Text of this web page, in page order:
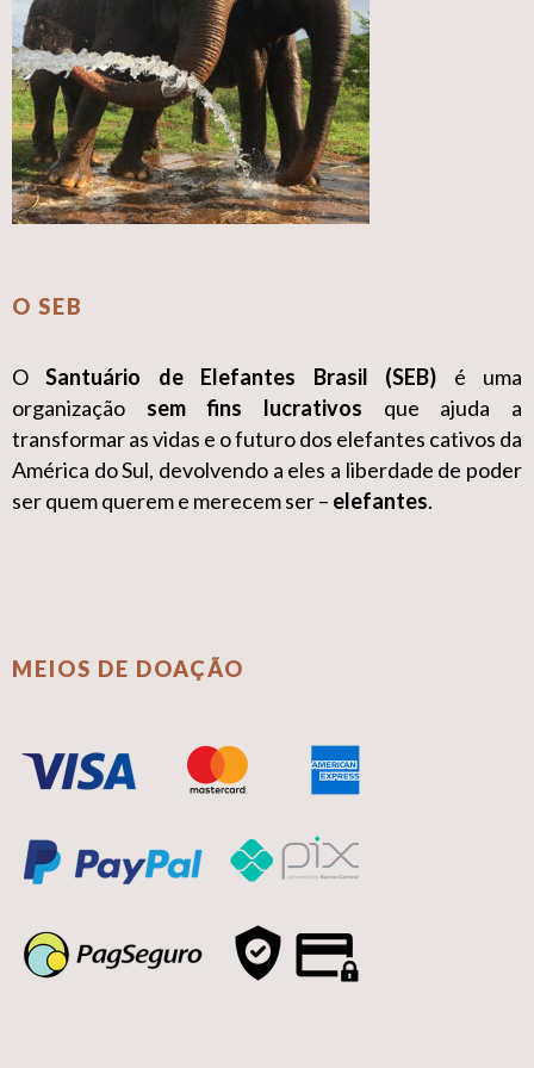
O SEB
OSantuário de Elefantes Brasil (SEB) é uma
organização sem fins lucrativos que ajuda a
transformar as vidas e o futuro dos elefantes cativos da
América do Sul, devolvendo a eles a liberdade de poder
ser quem querem e merecem ser – elefantes.
MEIOS DE DOAÇÃO